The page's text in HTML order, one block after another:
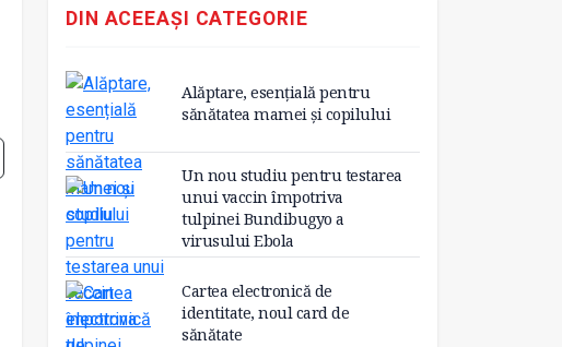
DIN ACEEAȘI CATEGORIE
Alăptare, esențială pentru
sănătatea mamei și copilului
Un nou studiu pentru testarea
unui vaccin împotriva
tulpinei Bundibugyo a
virusului Ebola
Cartea electronică de
identitate, noul card de
sănătate